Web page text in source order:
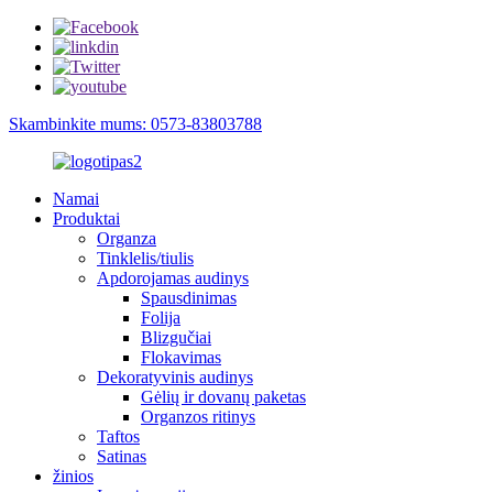
Skambinkite mums: 0573-83803788
Namai
Produktai
Organza
Tinklelis/tiulis
Apdorojamas audinys
Spausdinimas
Folija
Blizgučiai
Flokavimas
Dekoratyvinis audinys
Gėlių ir dovanų paketas
Organzos ritinys
Taftos
Satinas
žinios